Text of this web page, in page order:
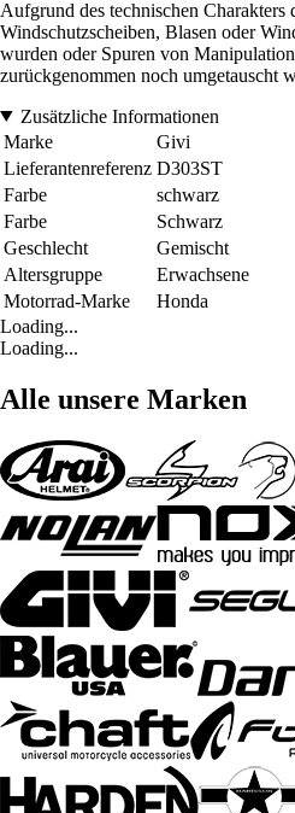
Aufgrund des technischen Charakters
Windschutzscheiben, Blasen oder
wurden oder Spuren von
zurückgenommen noch umgetauscht
Zusätzliche Informationen
Marke
Givi
Lieferantenreferenz D303ST
Farbe
schwarz
Farbe
Schwarz
Geschlecht
Gemischt
Altersgruppe
Erwachsene
Motorrad-Marke
Honda
Loading...
Loading...
Alle unsere Marken